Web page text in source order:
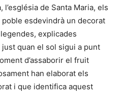
de Santa Maria, els
esdevindrà un decorat
explicades
quan el sol sigui a punt
d’assaborir el fruit
han elaborat els
i que identifica aquest